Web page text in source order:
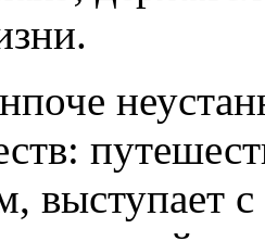
выступает